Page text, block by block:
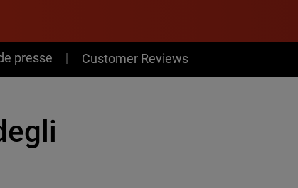
presse Customer Reviews